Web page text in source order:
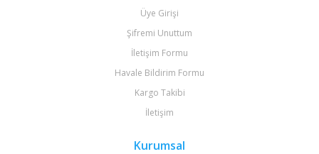
Üye Girişi
Şifremi Unuttum
İletişim Formu
Havale Bildirim Formu
Kargo Takibi
İletişim
Kurumsal